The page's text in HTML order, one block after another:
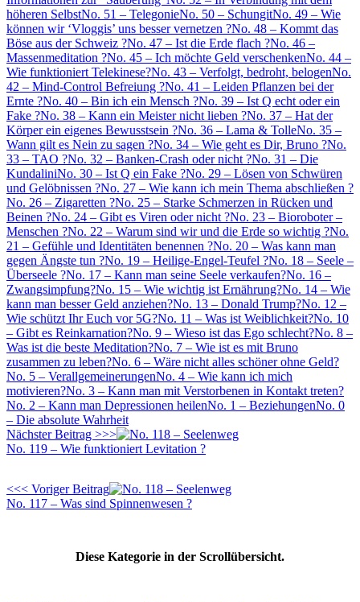
höheren SelbstNo. 51 – TelegonieNo. 50 – SchungitNo. 49 – Wie
können wir ‘Vloggis’ uns besser vernetzen ?No. 48 – Kommt das
Böse aus der Schweiz ?No. 47 – Ist die Erde flach ?No. 46 –
Massenmeditation ?No. 45 – Ich möchte Geld verschenkenNo. 44 –
Wie funktioniert Telekinese?No. 43 – Verfolgt, bedroht, belogenNo.
42 – Mind-Control Befreiung ?No. 41 – Leiden Pflanzen bei der
Ernte ?No. 40 – Bin ich ein Mensch ?No. 39 – Ist Q echt oder ein
Fake ?No. 38 – Kann ein Meister nicht lieben ?No. 37 – Hat der
Körper ein eigenes Bewusstsein ?No. 36 – Lama & TolleNo. 35 –
Wann gilt es Nein zu sagen ?No. 34 – Wie geht es Dir, Bruno ?No.
33 – TAO ?No. 32 – Banken-Crash oder nicht ?No. 31 – Die
KundaliniNo. 30 – Ist Q ein Fake ?No. 29 – Lösen von Schwüren
und Gelöbnissen ?No. 27 – Wie kann ich mein Thema abschließen ?
No. 26 – Zigaretten ?No. 25 – Starke Schmerzen in Rücken und
Beinen ?No. 24 – Gibt es Viren oder nicht ?No. 23 – Bioroboter –
Menschen ?No. 22 – Warum sind wir und die Erde so wichtig ?No.
21 – Gefühle und Identitäten benennen ?No. 20 – Was kann man
gegen Ängste tun ?No. 19 – Heilige-Engel-Teufel ?No. 18 – Seele –
Überseele ?No. 17 – Kann man seine Seele verkaufen?No. 16 –
Zwangsimpfung?No. 15 – Wie wichtig ist Ernährung?No. 14 – Wie
kann man besser Geld anziehen?No. 13 – Donald Trump?No. 12 –
Wie schützt Ihr Euch vor 5G?No. 11 – Was ist Weiblichkeit?No. 10
– Gibt es Reinkarnation?No. 9 – Wieso ist das Ego schlecht?No. 8 –
Was ist die beste Meditation?No. 7 – Wie ist es mit Bruno
zusammen zu leben?No. 6 – Wäre nicht alles schöner ohne Geld?
No. 5 – VerallgemeinerungenNo. 4 – Wie kann ich mich
motivieren?No. 3 – Kann man mit Verstorbenen in Kontakt treten?
No. 2 – Kann man Depressionen heilenNo. 1 – BeziehungenNo. 0
– Die absolute Wahrheit
Nächster Beitrag >>>
No. 119 – Wie funktioniert Levitation ?
<<< Voriger Beitrag
No. 117 – Was sind Spinnenwesen ?
Diese Kategorie in der Scrollübersicht.